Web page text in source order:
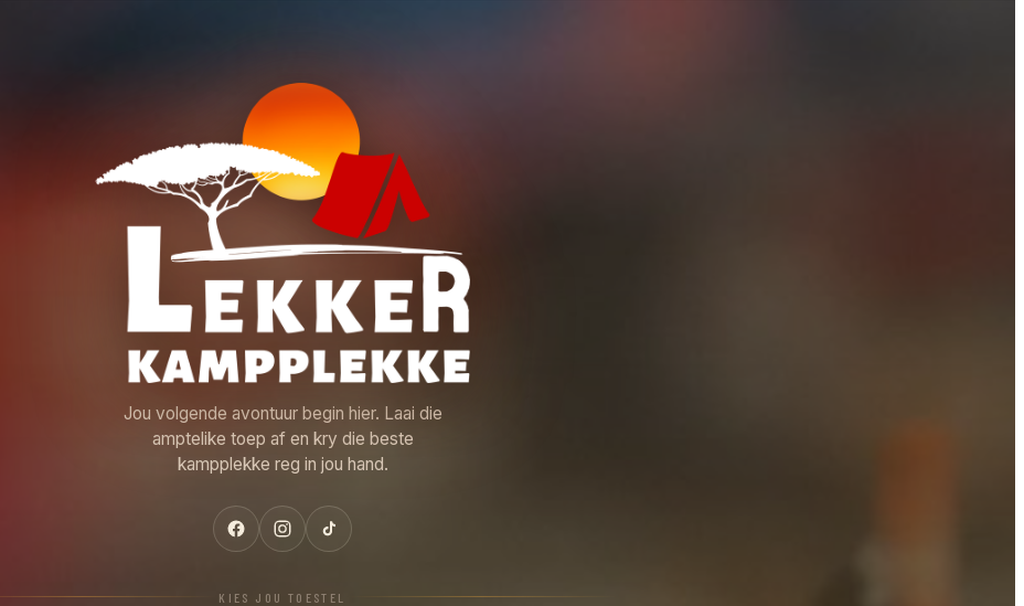
Jou volgende avontuur begin hier. Laai die
amptelike toep af en kry die beste
kampplekke reg in jou hand.
KIES JOU TOESTEL